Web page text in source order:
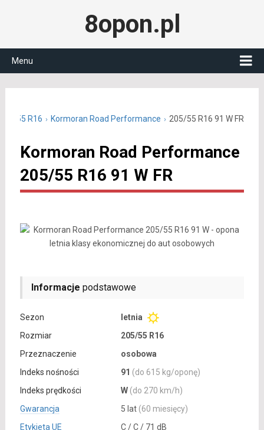
8opon.pl
Menu
55 R16 Kormoran Road Performance 205/55 R16 91 W FR
Kormoran Road Performance
205/55 R16 91 W FR
Informacje podstawowe
Sezon
letnia
Rozmiar
205/55 R16
Przeznaczenie
osobowa
Indeks nośności
91 (do 615 kg/oponę)
Indeks prędkości
W (do 270 km/h)
Gwarancja
5 lat (60 miesięcy)
Etykieta UE
C / C / 71 dB